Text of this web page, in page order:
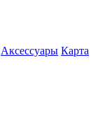
Аксессуары Карта